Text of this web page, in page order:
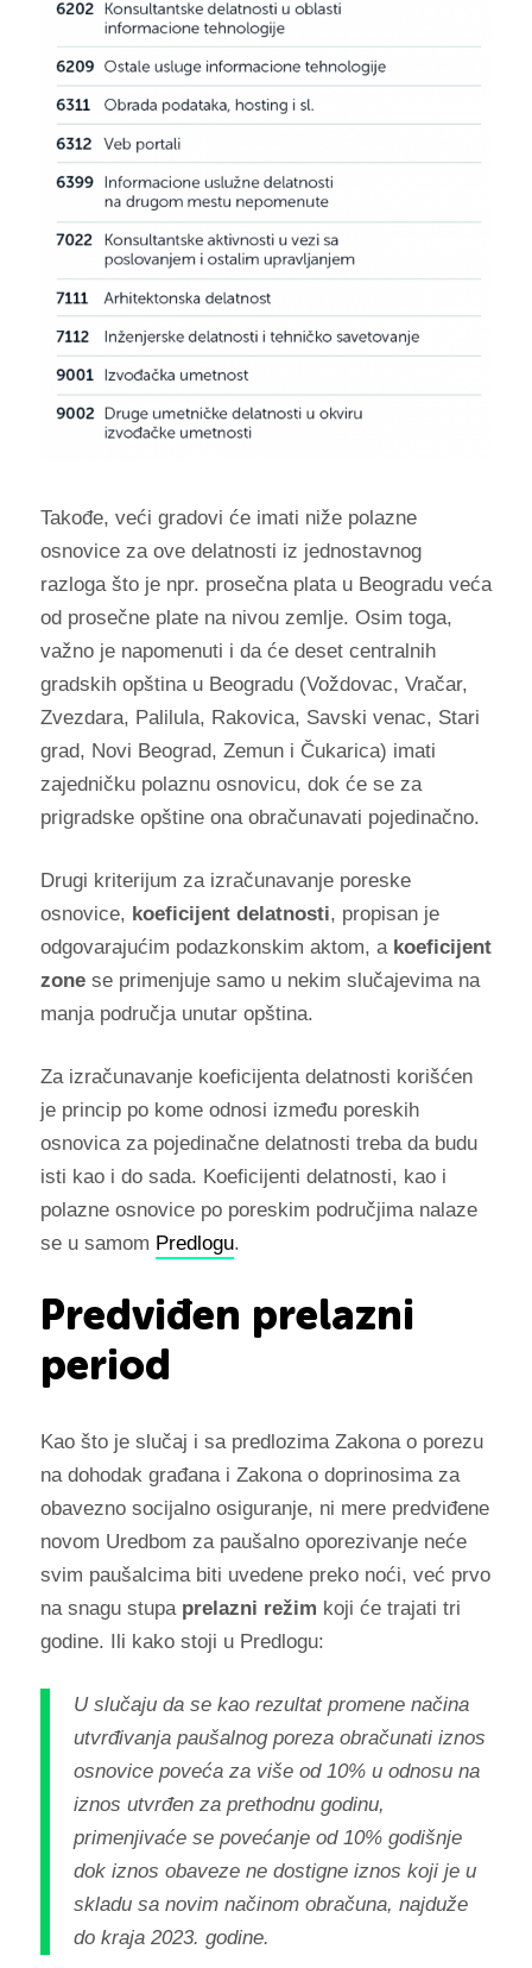
Takođe, veći gradovi će imati niže polazne
osnovice za ove delatnosti iz jednostavnog
razloga što je npr. prosečna plata u Beogradu veća
od prosečne plate na nivou zemlje. Osim toga,
važno je napomenuti i da će deset centralnih
gradskih opština u Beogradu (Voždovac, Vračar,
Zvezdara, Palilula, Rakovica, Savski venac, Stari
grad, Novi Beograd, Zemun i Čukarica) imati
zajedničku polaznu osnovicu, dok će se za
prigradske opštine ona obračunavati pojedinačno.
Drugi kriterijum za izračunavanje poreske
osnovice, koeficijent delatnosti, propisan je
odgovarajućim podazkonskim aktom, a koeficijent
zonese primenjuje samo u nekim slučajevima na
manja područja unutar opština.
Za izračunavanje koeficijenta delatnosti korišćen
je princip po kome odnosi između poreskih
osnovica za pojedinačne delatnosti treba da budu
isti kao i do sada. Koeficijenti delatnosti, kao i
polazne osnovice po poreskim područjima nalaze
se u samom Predlogu.
Predviđen prelazni
period
Kao što je slučaj i sa predlozima Zakona o porezu
na dohodak građana i Zakona o doprinosima za
obavezno socijalno osiguranje, ni mere predviđene
novom Uredbom za paušalno oporezivanje neće
svim paušalcima biti uvedene preko noći, već prvo
na snagu stupa prelazni režim koji će trajati tri
godine. Ili kako stoji u Predlogu:
U slučaju da se kao rezultat promene načina
utvrđivanja paušalnog poreza obračunati iznos
osnovice poveća za više od 10% u odnosu na
iznos utvrđen za prethodnu godinu,
primenjivaće se povećanje od 10% godišnje
dok iznos obaveze ne dostigne iznos koji je u
skladu sa novim načinom obračuna, najduže
do kraja 2023. godine.